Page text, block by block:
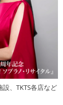
、TKTS各店など